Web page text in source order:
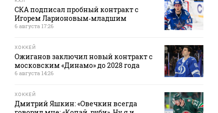
СКА подписал пробный контракт с
Игорем Ларионовым‑младшим
6 августа 17:26
ХОККЕЙ
Ожиганов заключил новый контракт с
московским «Динамо» до 2028 года
6 августа 14:26
ХОККЕЙ
Дмитрий Яшкин: «Овечкин всегда